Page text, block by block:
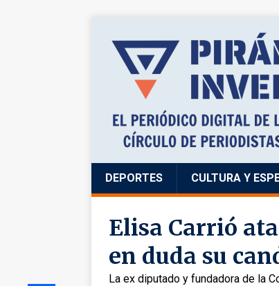
DEPORTES CULTURA Y
Elisa Carrió
en duda su
La ex diputado y fundadora de la